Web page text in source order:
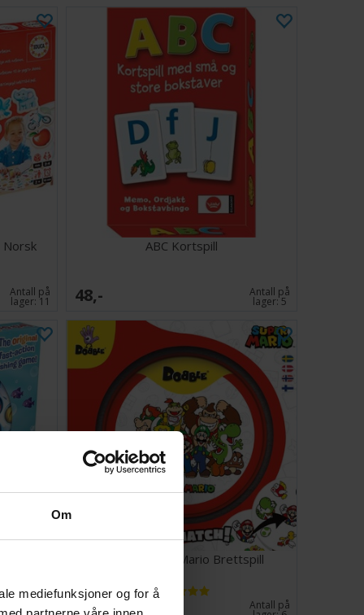
Om
mediefunksjoner og for å
Antall på
lager: 11
ABC Kortspill
48,- Antall på
lager:5
Dobble Super Mario Brettspill
132,- Antall på